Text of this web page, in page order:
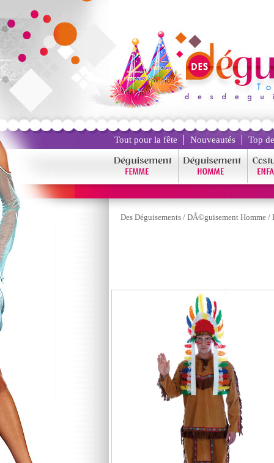
Tout pour la fête Nouveautés Top
Des Déguisements / DÃ©guisement Homme /